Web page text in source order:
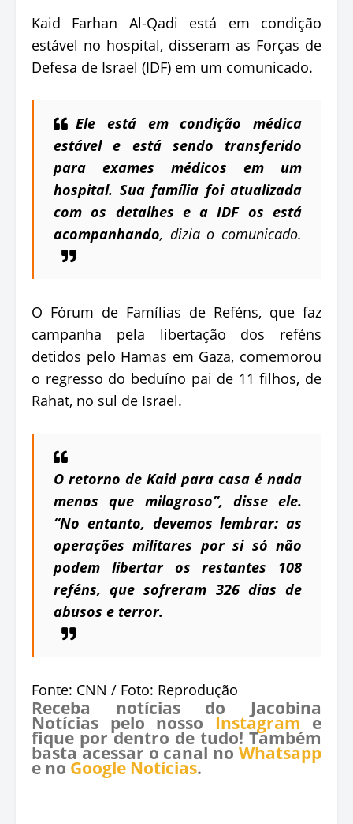
Kaid Farhan Al-Qadi está em condição
estável no hospital, disseram as Forças de
Defesa de Israel (IDF) em um comunicado.
Ele está em condição médica
estável e está sendo transferido
para exames médicos em um
hospital. Sua família foi atualizada
com os detalhes e a IDF os está
acompanhando, dizia o comunicado.
O Fórum de Famílias de Reféns, que faz
campanha pela libertação dos reféns
detidos pelo Hamas em Gaza, comemorou
o regresso do beduíno pai de 11 filhos, de
Rahat, no sul de Israel.
O retorno de Kaid para casa é nada
menos que milagroso”, disse ele.
“No entanto, devemos lembrar: as
operações militares por si só não
podem libertar os restantes 108
reféns, que sofreram 326 dias de
abusos e terror.
Fonte: CNN / Foto: Reprodução
Receba notícias do Jacobina
Notícias pelo nosso Instagram e
fique por dentro de tudo! Também
basta acessar o canal no Whatsapp
e no Google Notícias.